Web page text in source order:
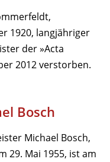
1920, langjähriger
der »Acta
2012 verstorben.
Bosch
Michael Bosch,
29. Mai 1955, ist am